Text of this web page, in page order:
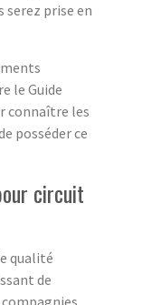
serez prise en
le Guide
connaître les
posséder ce
circuit
qualité
de